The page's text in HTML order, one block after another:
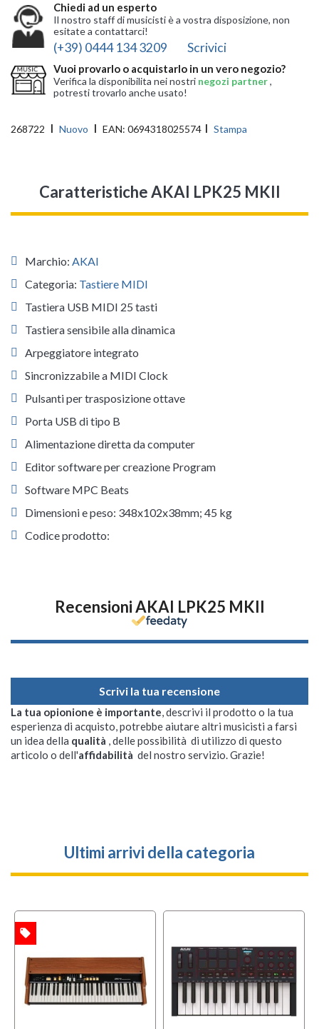
Chiedi ad un esperto
Il nostro staff di musicisti è a vostra disposizione, non
esitate a contattarci!
(+39) 0444 134 3209 Scrivici
Vuoi provarlo o acquistarlo in un vero negozio?
Verifica la disponibilita nei nostri negozi partner,
potresti trovarlo anche usato!
268722 Nuovo EAN: 0694318025574 Stampa
Caratteristiche AKAI LPK25 MKII
Marchio: AKAI
Categoria: Tastiere MIDI
Tastiera USB MIDI 25 tasti
Tastiera sensibile alla dinamica
Arpeggiatore integrato
Sincronizzabile a MIDI Clock
Pulsanti per trasposizione ottave
Porta USB di tipo B
Alimentazione diretta da computer
Editor software per creazione Program
Software MPC Beats
Dimensioni e peso: 348x102x38mm; 45 kg
Codice prodotto:
Recensioni AKAI LPK25 MKII
Scrivi la tua recensione
La tua opionione è importante, descrivi il prodotto o la tua
esperienza di acquisto, potrebbe aiutare altri musicisti a farsi
un idea della qualità , delle possibilità di utilizzo di questo
articolo o dell'affidabilità del nostro servizio. Grazie!
Ultimi arrivi della categoria
local_offer